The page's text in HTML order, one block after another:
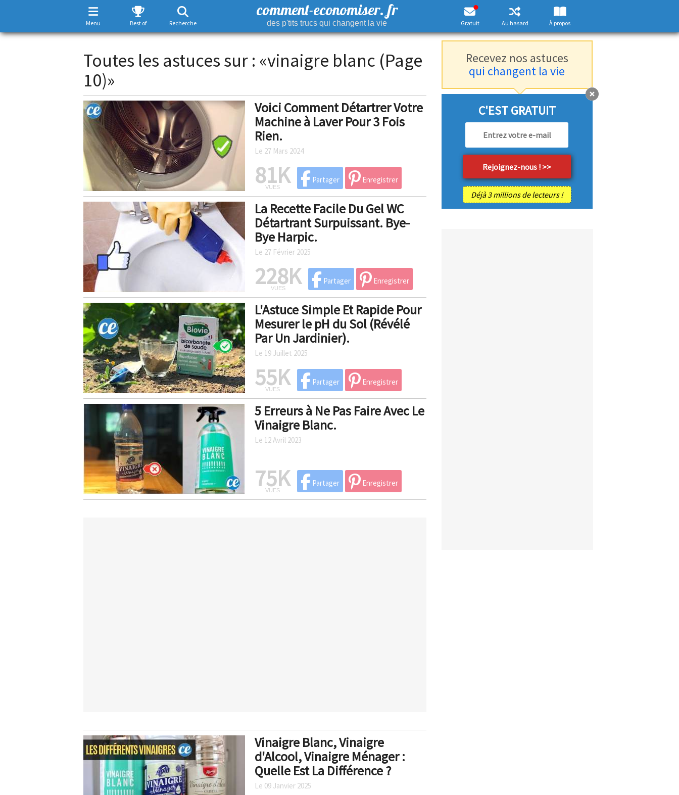
Menu Best of Recherche
comment-economiser. fr
des p'tits trucs qui changent la vie Gratuit Au hasard À propos
Toutes les astuces sur : «vinaigre blanc (Page
10)»
Voici Comment Détartrer Votre
Machine à Laver Pour 3 Fois
Rien.
Le 27 Mars 2024
81K
VUES
Partager Enregistrer
La Recette Facile Du Gel WC
Détartrant Surpuissant. Bye-
Bye Harpic.
Le 27 Février 2025
228K
VUES
Partager Enregistrer
L'Astuce Simple Et Rapide Pour
Mesurer le pH du Sol (Révélé
Par Un Jardinier).
Le 19 Juillet 2025
55K
VUES
Partager Enregistrer
5 Erreurs à Ne Pas Faire Avec Le
Vinaigre Blanc.
Le 12 Avril 2023
75K
VUES
Partager Enregistrer
Vinaigre Blanc, Vinaigre
d'Alcool, Vinaigre Ménager :
Quelle Est La Différence ?
Le 09 Janvier 2025
Recevez nos astuces
qui changent la vie
C'EST GRATUIT
Déjà 3 millions de lecteurs !